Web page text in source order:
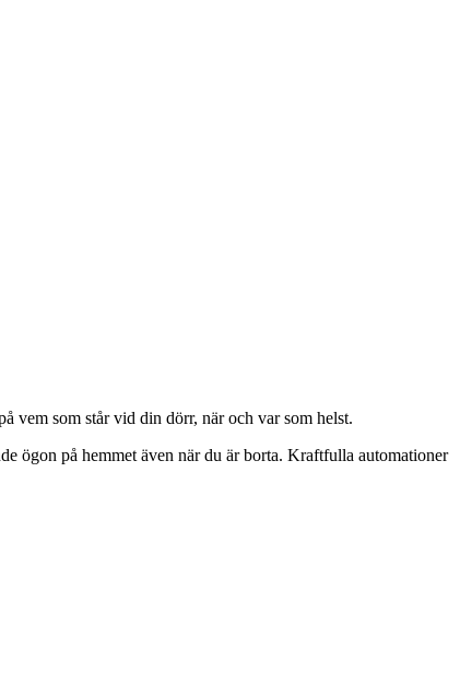
vem som står vid din dörr, när och var som helst.
ögon på hemmet även när du är borta. Kraftfulla automationer